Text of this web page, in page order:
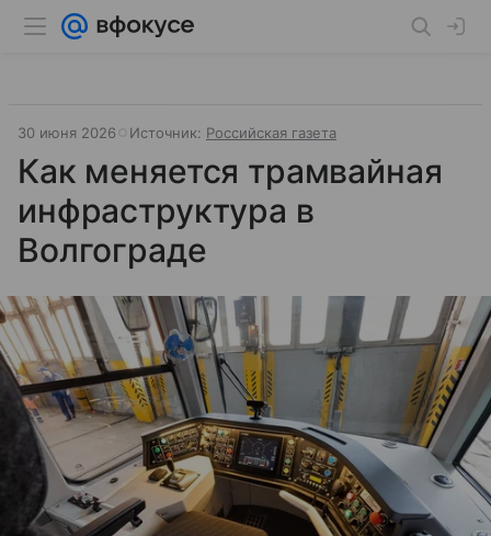
30 июня 2026 Источник: Российская газета
Как меняется трамвайная
инфраструктура в
Волгограде